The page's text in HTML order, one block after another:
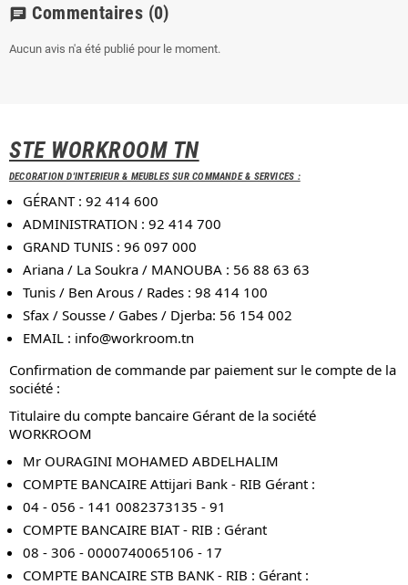
chat Commentaires (0)
Aucun avis n'a été publié pour le moment.
STE WORKROOM TN
DECORATION D'INTERIEUR & MEUBLES SUR COMMANDE & SERVICES :
GÉRANT : 92 414 600
ADMINISTRATION : 92 414 700
GRAND TUNIS : 96 097 000
Ariana / La Soukra / MANOUBA : 56 88 63 63
Tunis / Ben Arous / Rades : 98 414 100
Sfax / Sousse / Gabes / Djerba: 56 154 002
EMAIL : info@workroom.tn
Confirmation de commande par paiement sur le compte de la
société :
Titulaire du compte bancaire Gérant de la société
WORKROOM
Mr OURAGINI MOHAMED ABDELHALIM
COMPTE BANCAIRE Attijari Bank - RIB Gérant :
04 - 056 - 141 0082373135 - 91
COMPTE BANCAIRE BIAT - RIB : Gérant
08 - 306 - 0000740065106 - 17
COMPTE BANCAIRE STB BANK - RIB : Gérant :